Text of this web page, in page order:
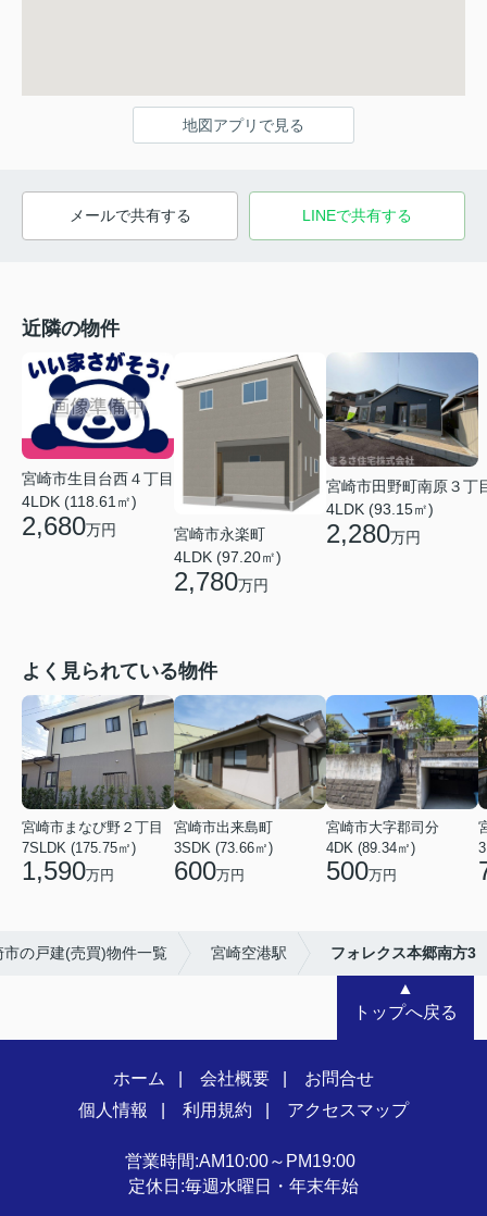
地図アプリで見る
メールで共有する LINEで共有する
近隣の物件
宮崎市生目台西４丁目
4LDK (118.61㎡)
2,680万円
宮崎市永楽町
4LDK (97.20㎡)
2,780万円
宮崎市田野町南原３丁
4LDK (93.15㎡)
2,280万円
よく見られている物件
宮崎市まなび野２丁目
7SLDK (175.75㎡)
1,590万円
宮崎市出来島町
3SDK (73.66㎡)
600万円
宮崎市大字郡司分
4DK (89.34㎡)
500万円
市の戸建(売買)物件一覧 宮崎空港駅 フォレクス本郷南方3
▲
トップへ戻る
ホーム 会社概要
お問合せ
個人情報
利用規約 アクセスマップ
営業時間:AM10:00～PM19:00
定休日:毎週水曜日・年末年始